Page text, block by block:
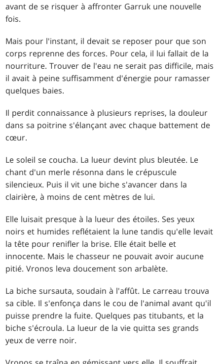
avant de se risquer à affronter Garruk une nouvelle
fois.
Mais pour l'instant, il devait se reposer pour que son
corps reprenne des forces. Pour cela, il lui fallait de la
nourriture. Trouver de l'eau ne serait pas difficile, mais
il avait à peine suffisamment d'énergie pour ramasser
quelques baies.
Il perdit connaissance à plusieurs reprises, la douleur
dans sa poitrine s'élançant avec chaque battement de
cœur.
Le soleil se coucha. La lueur devint plus bleutée. Le
chant d'un merle résonna dans le crépuscule
silencieux. Puis il vit une biche s'avancer dans la
clairière, à moins de cent mètres de lui.
Elle luisait presque à la lueur des étoiles. Ses yeux
noirs et humides reflétaient la lune tandis qu'elle levait
la tête pour renifler la brise. Elle était belle et
innocente. Mais le chasseur ne pouvait avoir aucune
pitié. Vronos leva doucement son arbalète.
La biche sursauta, soudain à l'affût. Le carreau trouva
sa cible. Il s'enfonça dans le cou de l'animal avant qu'il
puisse prendre la fuite. Quelques pas titubants, et la
biche s'écroula. La lueur de la vie quitta ses grands
yeux de verre noir.